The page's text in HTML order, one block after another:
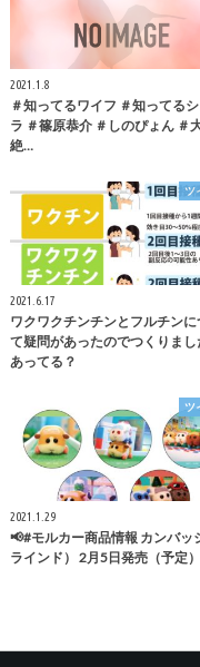
2021.1.8
＃知ってるワイフ ＃知ってる
ラ ＃篠原恭介 ＃しのぴょん ＃
絶…
ツ
2021.6.17
ワクワクチンチンとフルチンに
て疑問があったのでつくりま
あってる？
ツ
2021.1.29
📢#モルカー商品情報 カンバッ
ラインド） 2月5日発売（予定